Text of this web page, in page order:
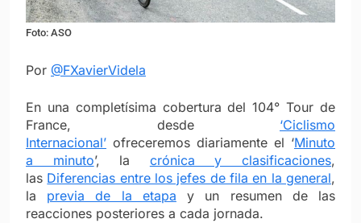
Foto: ASO
Por @FXavierVidela
En una completísima cobertura del 104° Tour de
France, desde ‘Ciclismo
Internacional’ ofreceremos diariamente el ‘Minuto
a minuto’, la crónica y clasificaciones,
las Diferencias entre los jefes de fila en la general,
la previa de la etapa y un resumen de las
reacciones posteriores a cada jornada.